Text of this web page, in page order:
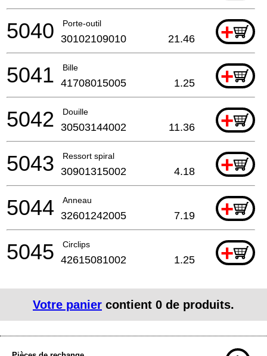
Porte-outil +
5040 30102109010 21.46
Bille +
5041 41708015005 1.25
Douille +
5042 30503144002 11.36
Ressort spiral +
5043 30901315002 4.18
Anneau +
5044 32601242005 7.19
Circlips +
5045 42615081002 1.25
Votre panier contient 0 de produits.